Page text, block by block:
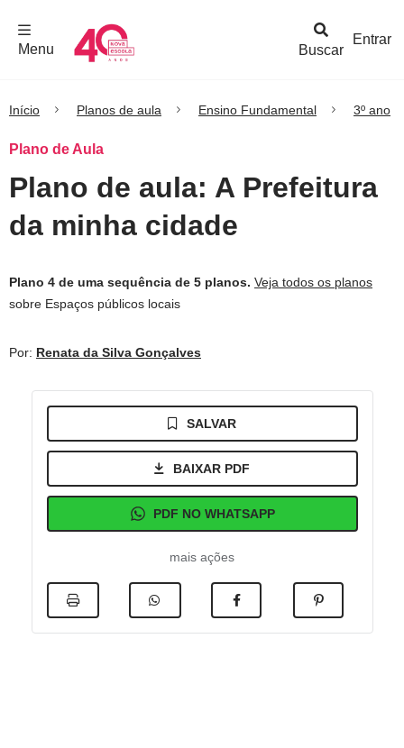
Buscar
Menu
Entrar
Início Planos de aula Ensino Fundamental 3º ano
Plano de Aula
Plano de aula: A Prefeitura
da minha cidade
Plano 4 de uma sequência de 5 planos. Veja todos os planos
sobre Espaços públicos locais
Por: Renata da Silva Gonçalves
SALVAR
BAIXAR PDF
PDF NO WHATSAPP
mais ações